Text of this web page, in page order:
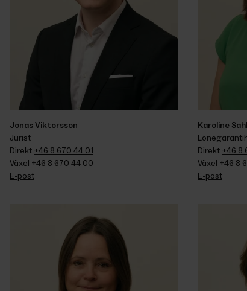
Jonas Viktorsson
Jurist
Direkt +46 8 670 44 01
Växel +46 8 670 44 00
E-post
Karoline
Direkt +46 8
Växel +46 8
E-post